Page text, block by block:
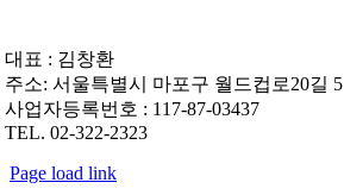
대표 : 김창환
주소: 서울특별시 마포구 월드컵로20길 5
사업자등록번호 : 117-87-03437
TEL. 02-322-2323
Page load link